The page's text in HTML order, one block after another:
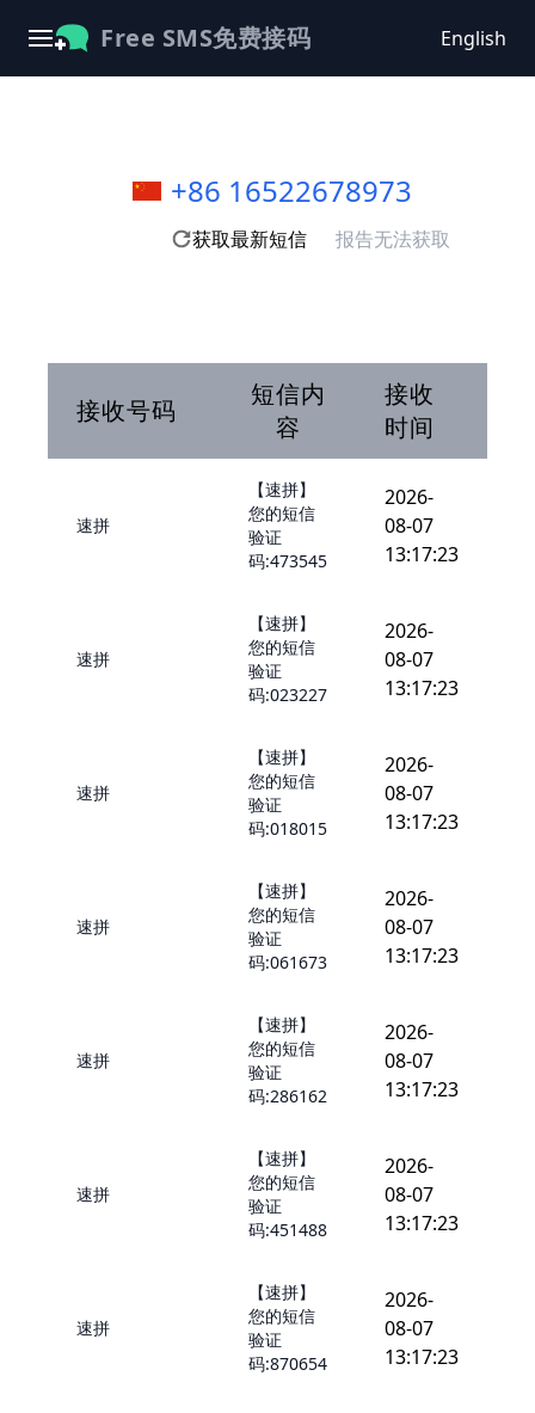
Free SMS免费接码 English
+86 16522678973
获取最新短信 报告无法获取
接收号码
短信内
容
接收
时间
速拼
【速拼】
您的短信
验证
码:473545
2026-
08-07
13:17:23
速拼
【速拼】
您的短信
验证
码:023227
2026-
08-07
13:17:23
速拼
【速拼】
您的短信
验证
码:018015
2026-
08-07
13:17:23
速拼
【速拼】
您的短信
验证
码:061673
2026-
08-07
13:17:23
速拼
【速拼】
您的短信
验证
码:286162
2026-
08-07
13:17:23
速拼
【速拼】
您的短信
验证
码:451488
2026-
08-07
13:17:23
速拼
【速拼】
您的短信
验证
码:870654
2026-
08-07
13:17:23